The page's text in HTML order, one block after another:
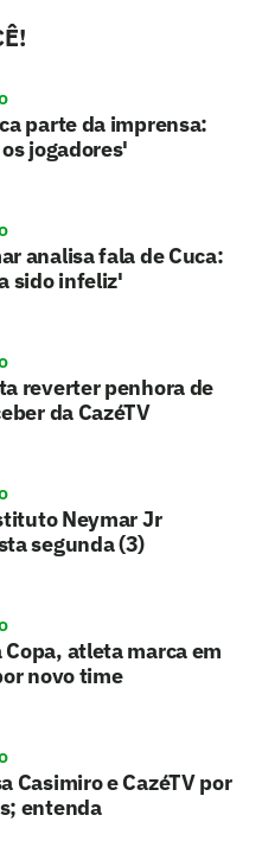
parte da imprensa:
jogadores'
analisa fala de Cuca:
sido infeliz'
reverter penhora de
da CazéTV
Neymar Jr
segunda (3)
Copa, atleta marca em
novo time
Casimiro e CazéTV por
entenda